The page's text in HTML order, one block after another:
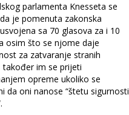
parlamenta Knesseta se
da je pomenuta zakonska
sa 70 glasova za i 10
osim što se njome daje
za zatvaranje stranih
također im se prijeti
opreme ukoliko se
da oni nanose “štetu sigurnosti